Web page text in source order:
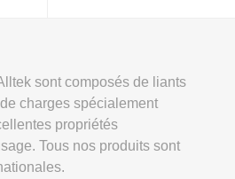
sont composés de liants
charges spécialement
propriétés
Tous nos produits sont